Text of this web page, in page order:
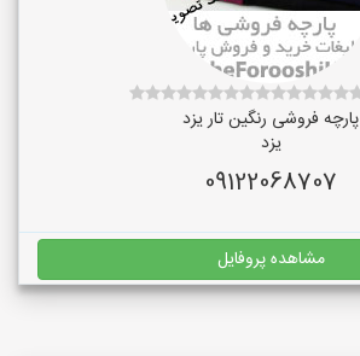
پارچه فروشی رنگین تار یزد
یزد
09122068707
مشاهده پروفایل